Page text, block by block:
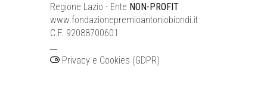
Regione Lazio - Ente NON-PROFIT
www.fondazionepremioantoniobiondi.it
C.F. 92088700601
Privacy e Cookies (GDPR)